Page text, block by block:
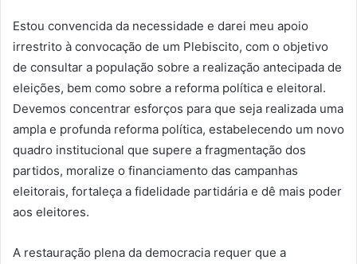
Estou convencida da necessidade e darei meu apoio
irrestrito à convocação de um Plebiscito, com o objetivo
de consultar a população sobre a realização antecipada de
eleições, bem como sobre a reforma política e eleitoral.
Devemos concentrar esforços para que seja realizada uma
ampla e profunda reforma política, estabelecendo um novo
quadro institucional que supere a fragmentação dos
partidos, moralize o financiamento das campanhas
eleitorais, fortaleça a fidelidade partidária e dê mais poder
aos eleitores.
A restauração plena da democracia requer que a